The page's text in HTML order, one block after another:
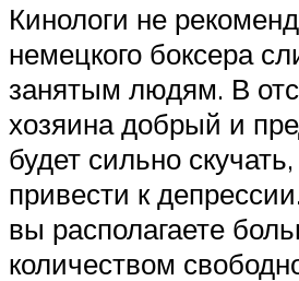
Кинологи не
немецкого боксера
занятым людям. В
хозяина добрый и
будет сильно
привести к
вы располагаете
количеством